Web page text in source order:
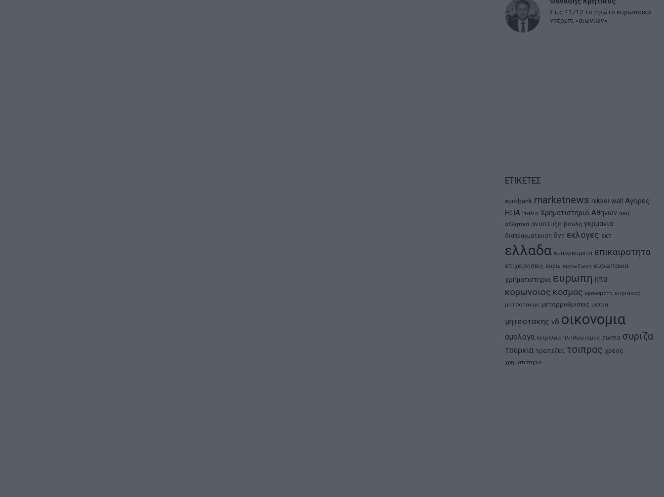
Στις 11/12 το πρώτο ευρωπαϊκό
ντέρμπι «αιωνίων»
ΕΤΙΚΕΤΕΣ
eurobank marketnews nikkei wall
Αγορες
ΗΠΑ Ιταλια Χρηματιστηριο Αθηνων αεπ
αθλητικα αναπτυξη βουλη γερμανια
διαπραγματευση δντ εκλογες εκτ
ελλαδα εμπορευματα επικαιροτητα
επιχειρησεις ευρω ευρωζωνη ευρωπαικα
χρηματιστηρια ευρωπη ηπα
κορωνοιος κοσμος κρουσματα κυριακος
μητσοτακης μεταρρυθμισεις μετρα
μητσοτακης νδ οικονομια
ομολογα πετρελαιο πληθωρισμος ρωσια συριζα
τουρκια τραπεζες τσιπρας χρεος
χρηματιστηριο